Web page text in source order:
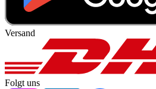
Versand
Folgt uns